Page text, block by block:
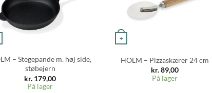
– Stegepande m. høj side,
støbejern
kr. 179,00
På lager
+
HOLM – Pizzaskærer 24 cm
kr.89,00
På lager